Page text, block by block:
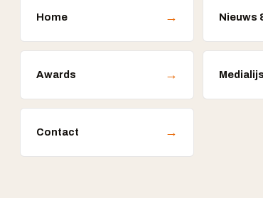
Home → Nieuws
Awards →
Contact →